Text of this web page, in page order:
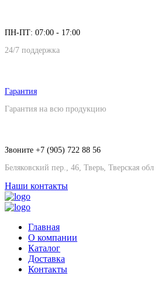
ПН-ПТ: 07:00 - 17:00
24/7 поддержка
Гарантия
Гарантия на всю продукцию
Звоните +7 (905) 722 88 56
Беляковский пер., 46, Тверь, Тверская обл
Наши контакты
Главная
О компании
Каталог
Доставка
Контакты